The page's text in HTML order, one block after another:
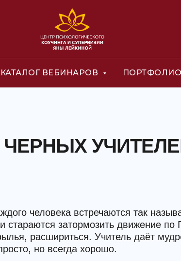
КАТАЛОГ ВЕБИНАРОВ ПОРТФОЛИО
человека встречаются так
затормозить движение
расшириться. Учитель даёт
но всегда хорошо.